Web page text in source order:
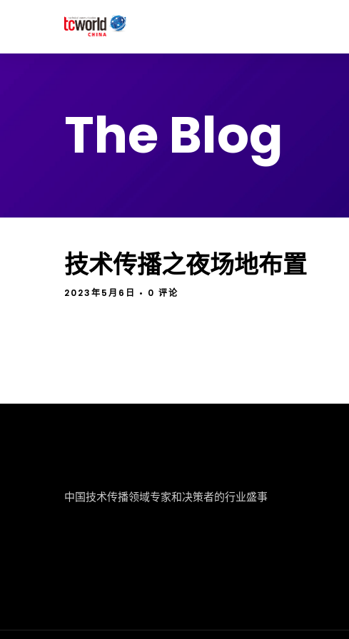
The Blog
技术传播之夜场地布置
2023年5月6日 • 0 评论
中国技术传播领域专家和决策者的行业盛事